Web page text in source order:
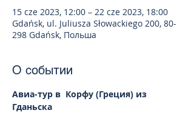
15 cze 2023, 12:00 – 22 cze 2023, 18:00
Gdańsk, ul. Juliusza Słowackiego 200, 80-
298 Gdańsk, Польша
О событии
Авиа-тур в  Корфу (Греция) из
Гданьска